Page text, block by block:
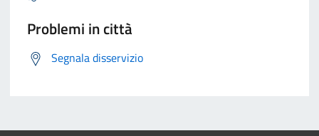
Problemi in città
Segnala disservizio